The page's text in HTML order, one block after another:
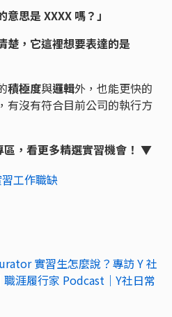
意思是 XXXX 嗎？」
楚，它這裡想要表達的是
積極度與邏輯外，也能更快的
有沒有符合目前公司的執行方
，看更多精選實習機會！ ▼
實習生怎麼說？專訪 Y 社
涯履行家 Podcast｜Y社日常